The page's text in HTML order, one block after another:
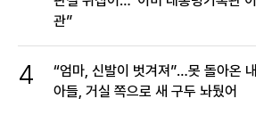
관”
4
“엄마, 신발이 벗겨져”…못 돌아온 내
아들, 거실 쪽으로 새 구두 놔뒀어